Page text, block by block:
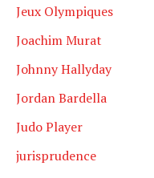
Jeux Olympiques
Joachim Murat
Johnny Hallyday
Jordan Bardella
Judo Player
jurisprudence